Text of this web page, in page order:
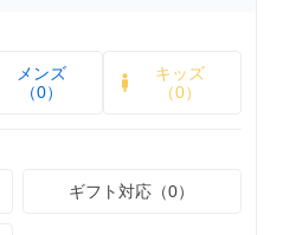
メンズ
（0）
キッズ
（0）
ギフト対応（0）